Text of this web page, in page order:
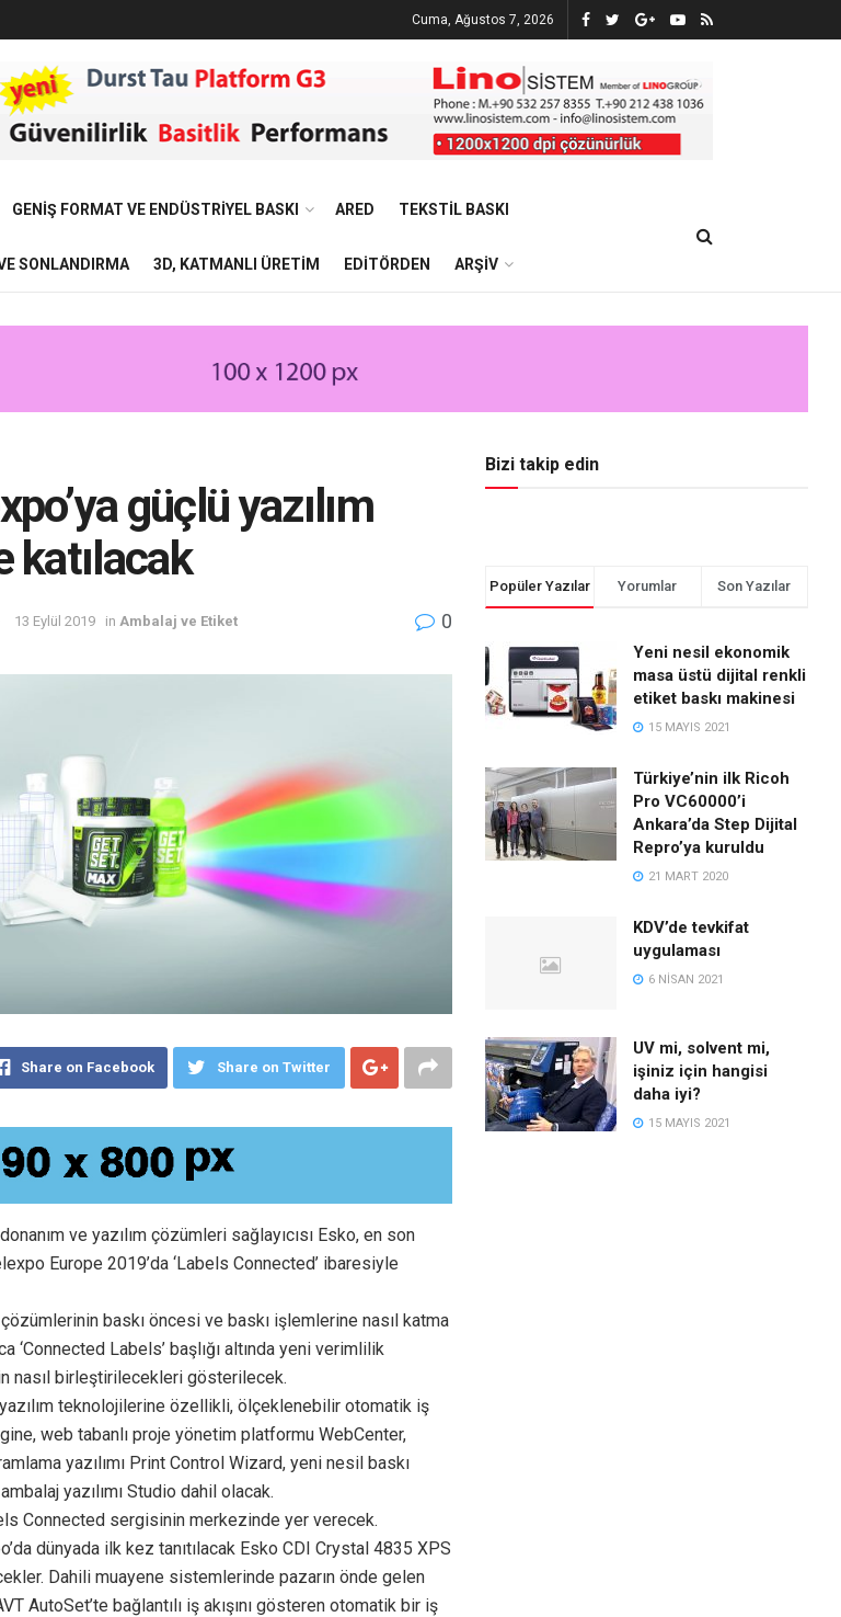
Cuma, Ağustos 7, 2026
GENIŞ FORMAT VE ENDÜSTRIYEL BASKI ARED TEKSTIL BASKI
SONLANDIRMA 3D, KATMANLI ÜRETIM EDITÖRDEN ARŞIV
güçlü yazılım
katılacak
13 Eylül 2019 in Ambalaj ve Etiket 0
Share on Facebook Share on Twitter
ve yazılım çözümleri sağlayıcısı Esko, en son
Europe 2019’da ‘Labels Connected’ ibaresiyle
baskı öncesi ve baskı işlemlerine nasıl katma
‘Connected Labels’ başlığı altında yeni verimlilik
nasıl birleştirilecekleri gösterilecek.
teknolojilerine özellikli, ölçeklenebilir otomatik iş
web tabanlı proje yönetim platformu WebCenter,
yazılımı Print Control Wizard, yeni nesil baskı
yazılımı Studio dahil olacak.
Connected sergisinin merkezinde yer verecek.
dünyada ilk kez tanıtılacak Esko CDI Crystal 4835 XPS
Dahili muayene sistemlerinde pazarın önde gelen
AutoSet’te bağlantılı iş akışını gösteren otomatik bir iş
Bizi takip edin
Popüler Yazılar Yorumlar Son Yazılar
Yeni nesil ekonomik
masa üstü dijital renkli
etiket baskı makinesi
15 MAYIS 2021
Türkiye’nin ilk Ricoh
Pro VC60000’i
Ankara’da Step Dijital
Repro’ya kuruldu
21 MART 2020
KDV’de tevkifat
uygulaması
6 NISAN 2021
UV mi, solvent mi,
işiniz için hangisi
daha iyi?
15 MAYIS 2021